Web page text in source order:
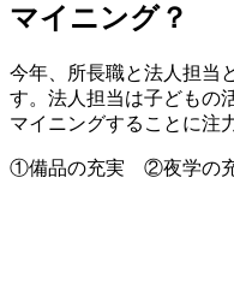
マイニング？
今年、所長職と法人担当
す。法人担当は子どもの
マイニングすることに注
①備品の充実 ②夜学の